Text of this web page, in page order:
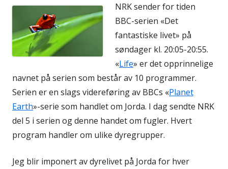
NRK sender for tiden
BBC-serien «Det
fantastiske livet» på
søndager kl. 20:05-20:55.
«Life» er det opprinnelige
navnet på serien som består av 10 programmer.
Serien er en slags videreføring av BBCs «Planet
Earth»-serie som handlet om Jorda. I dag sendte NRK
del 5 i serien og denne handet om fugler. Hvert
program handler om ulike dyregrupper.
Jeg blir imponert av dyrelivet på Jorda for hver